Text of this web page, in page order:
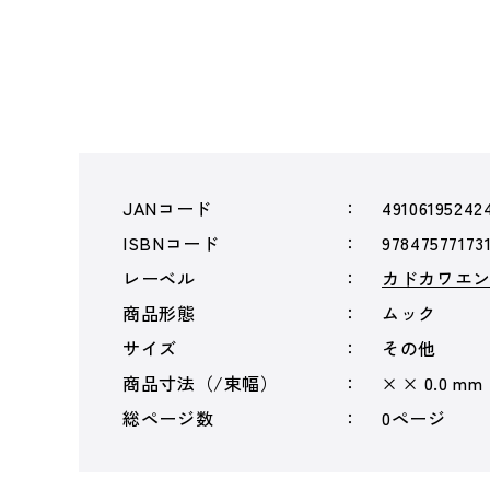
JANコード
ISBNコード
レーベル
カドカワエ
商品形態
ムック
サイズ
その他
商品寸法（/束幅）
× × 0.0 mm
総ページ数
0ページ